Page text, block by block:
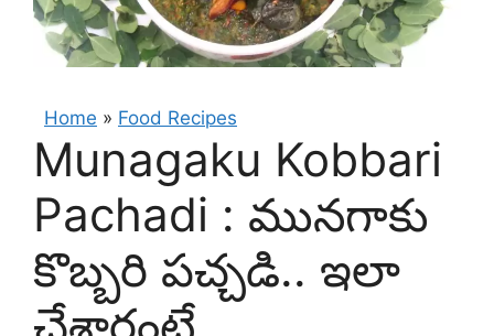
Home » Food Recipes
Munagaku Kobbari
Pachadi : మునగాకు
కొబ్బరి పచ్చడి.. ఇలా
చేశారంటే